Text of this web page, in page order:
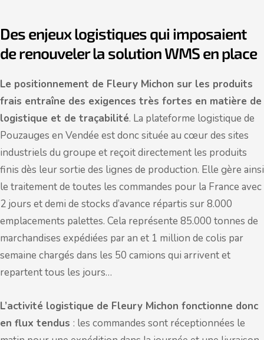
Des enjeux logistiques qui imposaient
de renouveler la solution WMS en place
Le positionnement de Fleury Michon sur les produits
frais entraîne des exigences très fortes en matière de
logistique et de traçabilité. La plateforme logistique de
Pouzauges en Vendée est donc située au cœur des sites
industriels du groupe et reçoit directement les produits
finis dès leur sortie des lignes de production. Elle gère ainsi
le traitement de toutes les commandes pour la France avec
2 jours et demi de stocks d’avance répartis sur 8.000
emplacements palettes. Cela représente 85.000 tonnes de
marchandises expédiées par an et 1 million de colis par
semaine chargés dans les 50 camions qui arrivent et
repartent tous les jours…
L’activité logistique de Fleury Michon fonctionne donc
en flux tendus : les commandes sont réceptionnées le